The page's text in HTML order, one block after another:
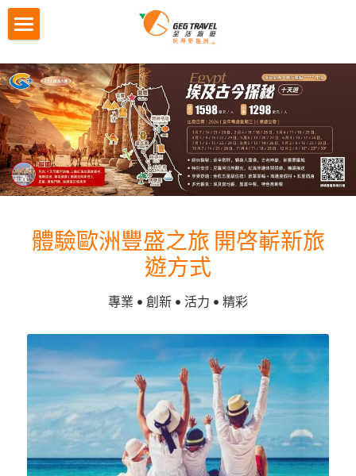
訂制團
M2自主團
G4城市遊
歐洲拼小團
歐洲循環團
循環團"常見問題"
銀線「古意盎然」7天
紅線「西歐經典」7天
綠線「南法意式」7天
藍線「璀璨東歐」7天
紫線A「英倫貴族」7天
紫線B「英倫貴族」7天
歐洲當地團
G天下 簡介 Gtour
瑞士奇景全體驗7天
南意風情8天團
埃及探秘十天遊
埃及-聖誕期/跨年10天團
摩洛哥 9天9夜
當地團系列
當地團系列 簡介
英國白崖+巴斯巨石陣+西南海岸線+科茨沃爾
(冬春B)英國白崖+巴斯巨石陣+西南海岸線+科
茨沃爾德5日遊
英國天空島5日
英國天空島6日遊
在線報名
報名需知
聯絡我們
關於我們
搜索
中文
English
體驗歐洲豐盛之旅 開啓嶄新旅
遊方式
專業 • 創新 • 活力 • 精彩
商品分類
所有商品分類
拼小團
G4城市遊
M2迷你自主團
荷蘭出發